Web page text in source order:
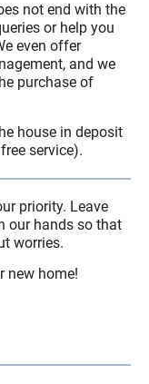
not end with the
or help you
even offer
and we
purchase of
house in deposit
service).
priority. Leave
our hands so that
worries.
new home!